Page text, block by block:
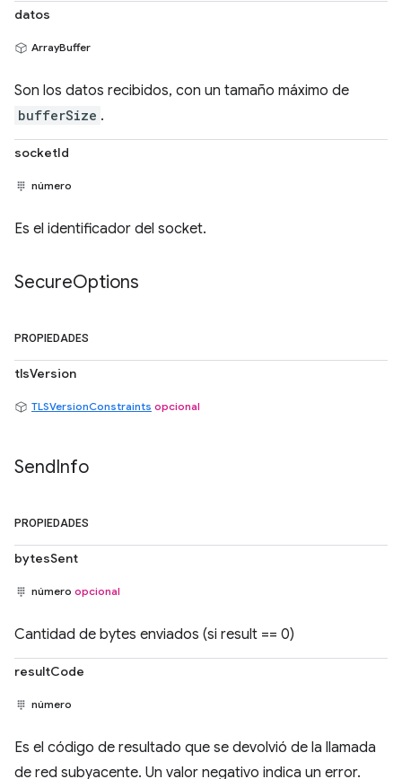
datos
ArrayBuffer
Son los datos recibidos, con un tamaño máximo de
bufferSize .
socketId
número
Es el identificador del socket.
SecureOptions
PROPIEDADES
tlsVersion
TLSVersionConstraints opcional
SendInfo
PROPIEDADES
bytesSent
número opcional
Cantidad de bytes enviados (si result == 0)
resultCode
número
Es el código de resultado que se devolvió de la llamada
de red subyacente. Un valor negativo indica un error.